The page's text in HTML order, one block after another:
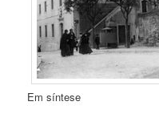
Em síntese